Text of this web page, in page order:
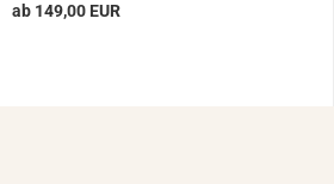
ab 149,00 EUR